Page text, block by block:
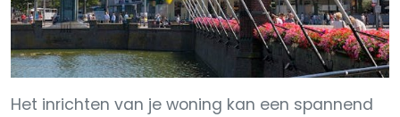
Het inrichten van je woning kan een spannend